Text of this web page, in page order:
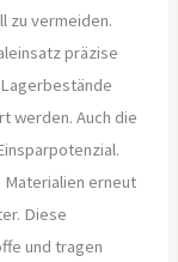
zu vermeiden.
präzise
werden. Auch die
erneut
Diese
und tragen